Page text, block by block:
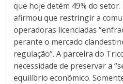
que hoje detém 49% do setor.
afirmou que restringir a
operadoras licenciadas
perante o mercado
regulação”. A parceira do
necessidade de preservar a
equilíbrio econômico.